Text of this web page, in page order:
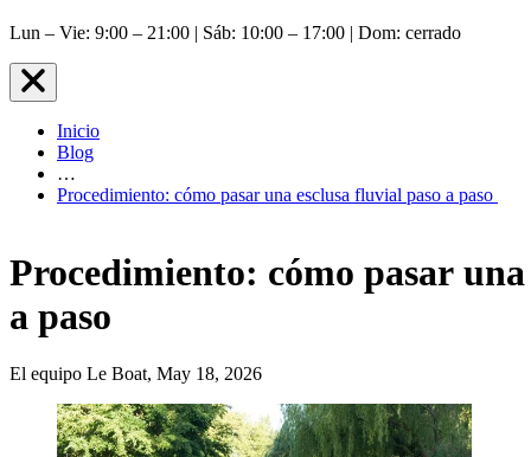
Lun – Vie: 9:00 – 21:00 | Sáb: 10:00 – 17:00 | Dom: cerrado
Inicio
Blog
…
Procedimiento: cómo pasar una esclusa fluvial paso a paso
Procedimiento: cómo pasar
a paso
El equipo Le Boat, May 18, 2026